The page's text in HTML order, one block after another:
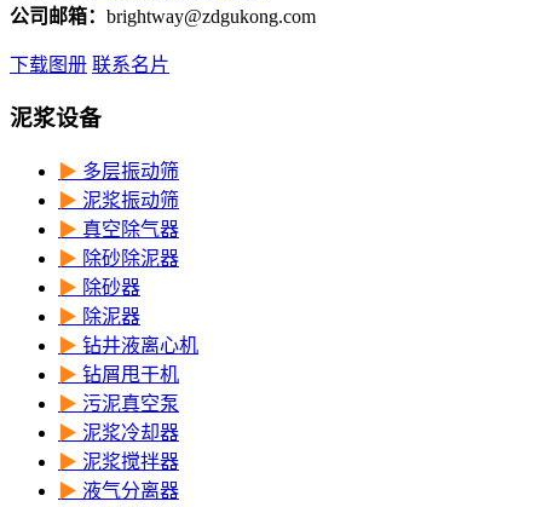
公司邮箱： brightway@zdgukong.com
下载图册 联系名片
泥浆设备
▶ 多层振动筛
▶ 泥浆振动筛
▶ 真空除气器
▶ 除砂除泥器
▶ 除砂器
▶ 除泥器
▶ 钻井液离心机
▶ 钻屑甩干机
▶ 污泥真空泵
▶ 泥浆冷却器
▶ 泥浆搅拌器
▶ 液气分离器